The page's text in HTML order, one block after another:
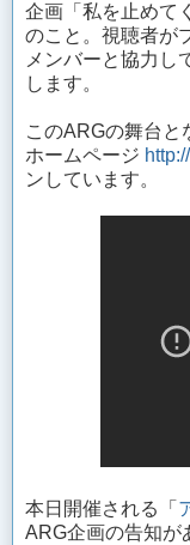
企画「私を止めて
のこと。視聴者が
メンバーと協力し
します。
このARGの舞台と
ホームページ
ンしています。
本日開催される「
ARG企画の告知が